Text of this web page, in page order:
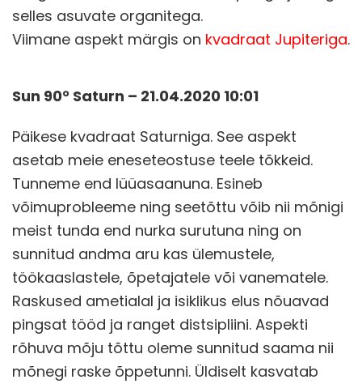
selles asuvate organitega.
Viimane aspekt märgis on kvadraat Jupiteriga.
Sun 90° Saturn – 21.04.2020 10:01
Päikese kvadraat Saturniga. See aspekt
asetab meie eneseteostuse teele tõkkeid.
Tunneme end lüüasaanuna. Esineb
võimuprobleeme ning seetõttu võib nii mõnigi
meist tunda end nurka surutuna ning on
sunnitud andma aru kas ülemustele,
töökaaslastele, õpetajatele või vanematele.
Raskused ametialal ja isiklikus elus nõuavad
pingsat tööd ja ranget distsipliini. Aspekti
rõhuva mõju tõttu oleme sunnitud saama nii
mõnegi raske õppetunni. Üldiselt kasvatab